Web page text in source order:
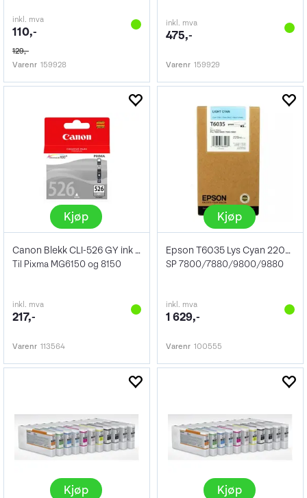
inkl. mva
110,-
129,-
Varenr 159928
inkl. mva
475,-
Varenr 159929
Kjøp
Canon Blekk CLI-526 GY ink grey
Til Pixma MG6150 og 8150
inkl. mva
217,-
Varenr 113564
Kjøp
Epson T6035 Lys Cyan 220ml
SP 7800/7880/9800/9880
inkl. mva
1 629,-
Varenr 100555
Kjøp Kjøp